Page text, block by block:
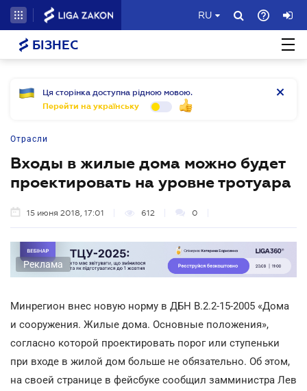
RU
БІЗНЕС
Ця сторінка доступна рідною мовою.
Перейти на українську
Отрасли
Входы в жилые дома можно будет
проектировать на уровне тротуара
15 июня 2018, 17:01 612 0
Реклама
Минрегион внес новую норму в ДБН В.2.2-15-2005 «Дома
и сооружения. Жилые дома. Основные положения»,
согласно которой проектировать порог или ступеньки
при входе в жилой дом больше не обязательно. Об этом,
на своей странице в фейсбуке сообщил замминистра Лев